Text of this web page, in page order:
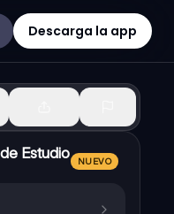
Descarga la app
Estudio
NUEVO